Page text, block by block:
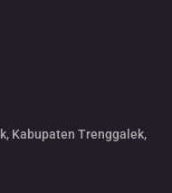
Kabupaten Trenggalek,